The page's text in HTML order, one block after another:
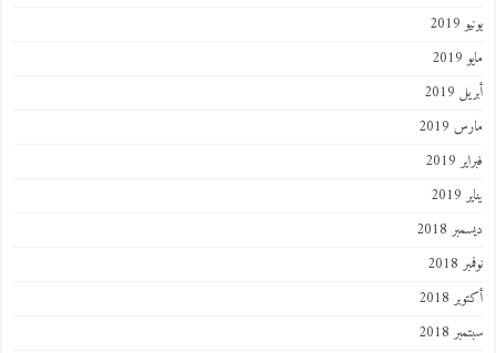
يونيو 2019
مايو 2019
أبريل 2019
مارس 2019
فبراير 2019
يناير 2019
ديسمبر 2018
نوفمبر 2018
أكتوبر 2018
سبتمبر 2018